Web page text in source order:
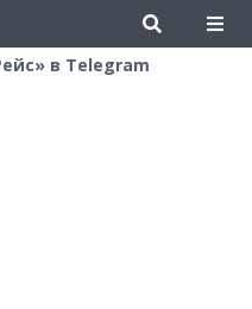
в Telegram